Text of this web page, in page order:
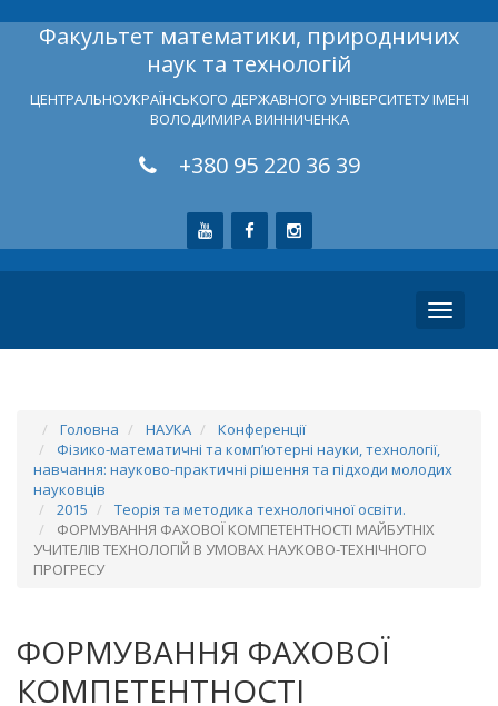
Факультет математики, природничих
наук та технологій
ЦЕНТРАЛЬНОУКРАЇНСЬКОГО ДЕРЖАВНОГО УНІВЕРСИТЕТУ ІМЕНІ
ВОЛОДИМИРА ВИННИЧЕНКА
+380 95 220 36 39
Toggle
Головна НАУКА
Конференції
Фізико-математичні та комп’ютерні науки, технології,
навчання: науково-практичні рішення та підходи молодих
науковців
2015
Теорія та методика технологічної освіти.
ФОРМУВАННЯ ФАХОВОЇ КОМПЕТЕНТНОСТІ МАЙБУТНІХ
УЧИТЕЛІВ ТЕХНОЛОГІЙ В УМОВАХ НАУКОВО-ТЕХНІЧНОГО
ПРОГРЕСУ
ФОРМУВАННЯ ФАХОВОЇ
КОМПЕТЕНТНОСТІ